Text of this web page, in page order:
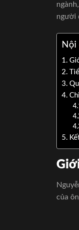
người
Nội
của